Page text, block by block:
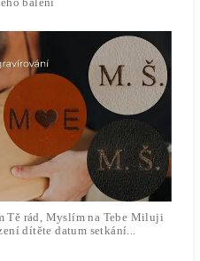
Tě rád, Myslím na Tebe Miluji
dítěte datum setkání...